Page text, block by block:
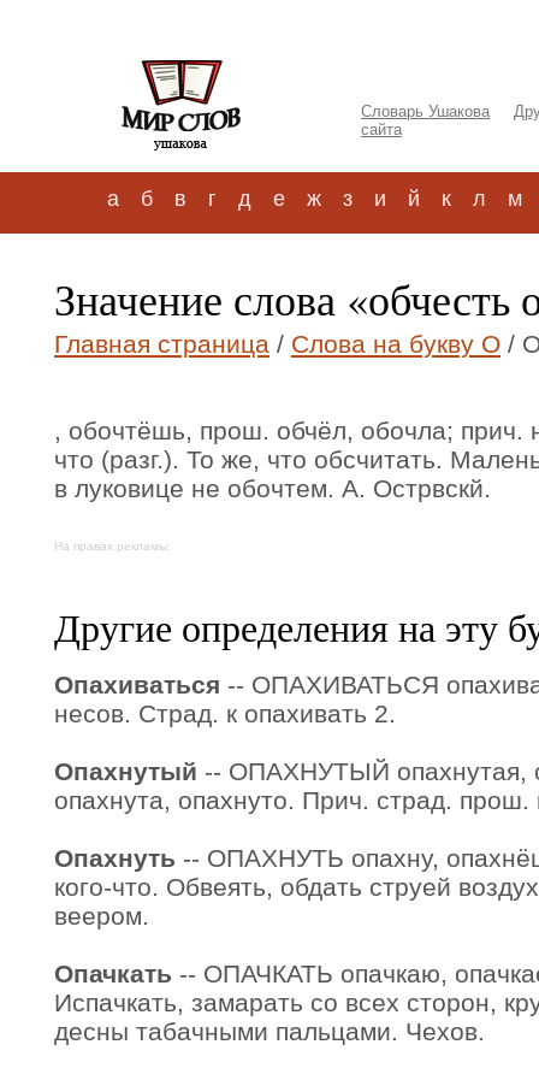
Словарь Ушакова
сайта
а б в г д е ж з и й к л м
Значение слова «обчесть
Главная страница / Слова на букву О /
, обочтёшь, прош. обчёл, обочла; прич.
что (разг.). То же, что обсчитать.
в луковице не обочтем. А. Острвскй.
На правах рекламы:
Другие определения на эту
Опахиваться -- ОПАХИВАТЬСЯ
несов. Страд. к опахивать 2.
Опахнутый -- ОПАХНУТЫЙ опахнутая,
опахнута, опахнуто. Прич. страд. прош.
Опахнуть -- ОПАХНУТЬ опахну,
кого-что. Обвеять, обдать струей
веером.
Опачкать -- ОПАЧКАТЬ опачкаю,
Испачкать, замарать со всех сторон,
десны табачными пальцами. Чехов.